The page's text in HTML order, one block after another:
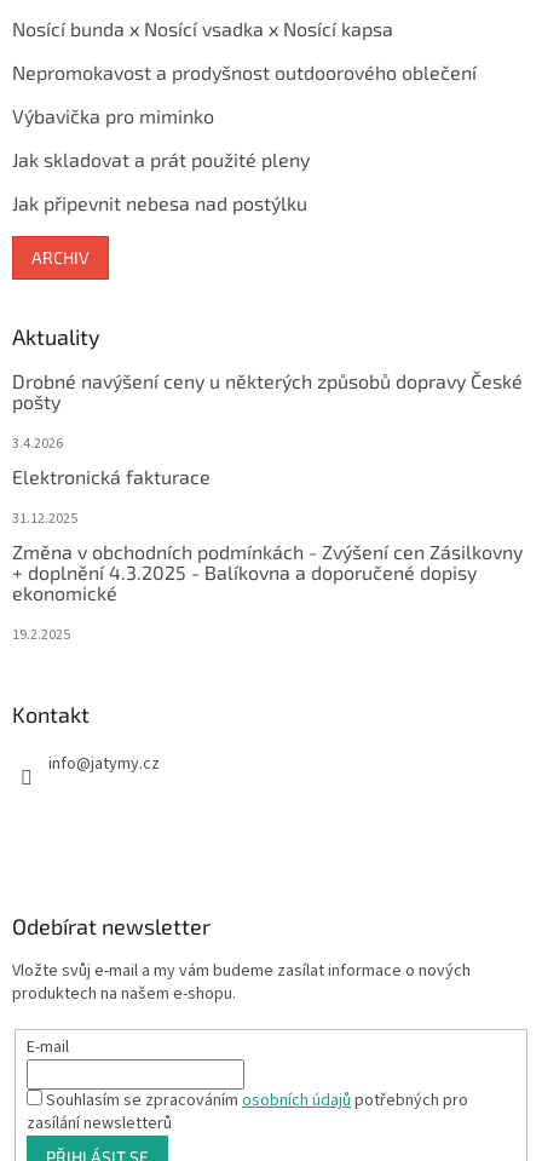
Nosící bunda x Nosící vsadka x Nosící kapsa
Nepromokavost a prodyšnost outdoorového oblečení
Výbavička pro miminko
Jak skladovat a prát použité pleny
Jak připevnit nebesa nad postýlku
ARCHIV
Aktuality
Drobné navýšení ceny u některých způsobů dopravy České
pošty
3.4.2026
Elektronická fakturace
31.12.2025
Změna v obchodních podmínkách - Zvýšení cen Zásilkovny
+ doplnění 4.3.2025 - Balíkovna a doporučené dopisy
ekonomické
19.2.2025
Kontakt
info@jatymy.cz
Odebírat newsletter
Vložte svůj e-mail a my vám budeme zasílat informace o nových
produktech na našem e-shopu.
E-mail
Souhlasím se zpracovánímosobních údajůpotřebných pro
zasílání newsletterů
PŘIHLÁSIT SE